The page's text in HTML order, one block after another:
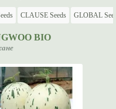
CLAUSE Seeds GLOBAL
BIO